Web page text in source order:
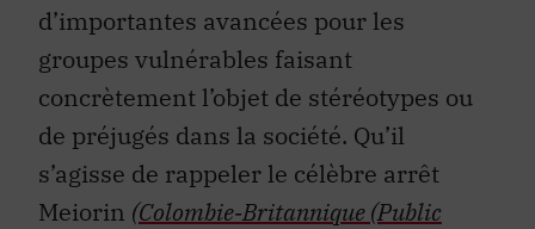
d’importantes avancées pour les
groupes vulnérables faisant
concrètement l’objet de stéréotypes ou
de préjugés dans la société. Qu’il
s’agisse de rappeler le célèbre arrêt
Meiorin (Colombie‑Britannique (Public